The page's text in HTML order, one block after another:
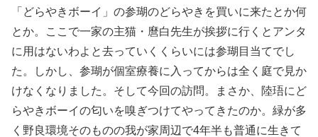
「どらやきボーイ」の参瑚のどらやきを買いに来たとか何
とか。ここで一家の主猫・麿白先生が挨拶に行くとアンタ
に用はないわよと去っていくくらいには参瑚目当てでし
た。しかし、参瑚が個室療養に入ってからは全く庭で見か
けなくなりました。そして今回の訪問。まさか、陸珸にど
らやきボーイの匂いを嗅ぎつけてやってきたのか。緑が多
く野良環境そのものの我が家周辺で4年半も普通に生きて